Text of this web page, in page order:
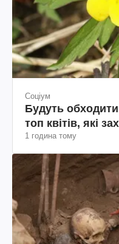
Соціум
Будуть
топ квітів, які
1 година тому